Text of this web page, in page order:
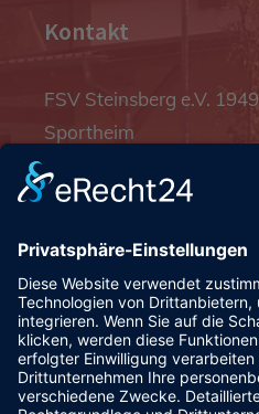
Kontakt
FSV Steinsberg e.V. 1949
Sportheim
93128 Steinsberg
pr@fsv-steinsberg.de
Social